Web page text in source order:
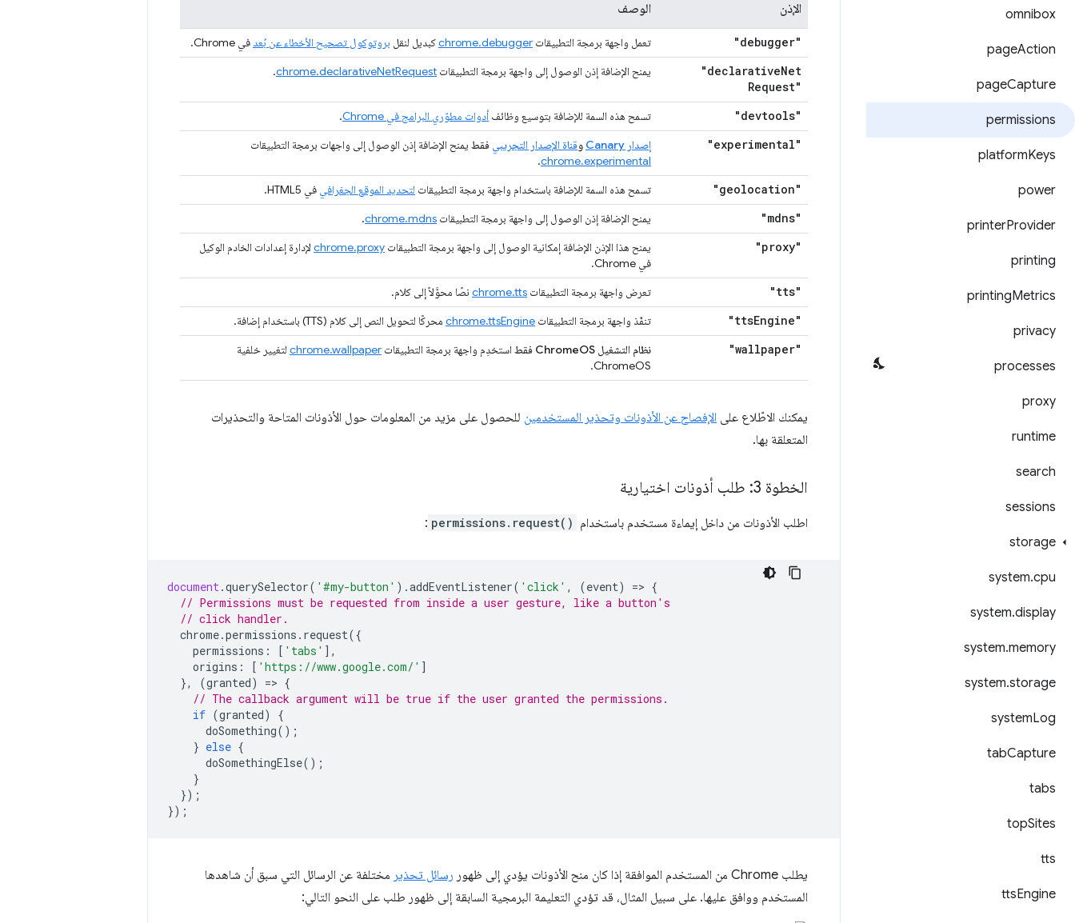
omnibox
pageAction
pageCapture
permissions
platformKeys
power
printerProvider
printing
printingMetrics
privacy
processes
proxy
runtime
search
sessions
storage
system.cpu
system.display
system.memory
system.storage
systemLog
tabCapture
tabs
topSites
tts
ttsEngine
الإذن الوصف
"debugger" تعمل واجهة برمجة التطبيقات chrome.debuggerكبديل لنقل بروتوكول تصحيح الأخطاء عن بُعد في Chrome.
"declarativeNet
Request"
يمنح الإضافة إذن الوصول إلى واجهة برمجة التطبيقات chrome.declarativeNetRequest
.
"devtools" تسمح هذه السمة للإضافة بتوسيع وظائف أدوات مطوّري البرامج في Chrome .
"experimental" إصدار Canary وقناة الإصدار التجريبي فقط يمنح الإضافة إذن الوصول إلى واجهات برمجة التطبيقات
chrome.experimental
.
"geolocation" تسمح هذه السمة للإضافة باستخدام واجهة برمجة التطبيقات لتحديد الموقع الجغرافي في HTML5.
"mdns" يمنح الإضافة إذن الوصول إلى واجهة برمجة التطبيقات chrome.mdns
.
"proxy" يمنح هذا الإذن الإضافة إمكانية الوصول إلى واجهة برمجة التطبيقات chrome.proxy لإدارة إعدادات الخادم الوكيل
في Chrome.
"tts" تعرض واجهة برمجة التطبيقات chrome.tts نصًا محوَّلاً إلى كلام.
"ttsEngine" تنفّذ واجهة برمجة التطبيقات chrome.ttsEngine محركًا لتحويل النص إلى كلام (TTS) باستخدام إضافة.
"wallpaper" نظام التشغيل ChromeOS فقط استخدِم واجهة برمجة التطبيقات chrome.wallpaper لتغيير خلفية
ChromeOS.
يمكنك الاطّلاع على الإفصاح عن الأذونات وتحذير المستخدمين للحصول على مزيد من المعلومات حول الأذونات المتاحة والتحذيرات
المتعلقة بها.
الخطوة 3: طلب أذونات اختيارية
اطلب الأذونات من داخل إيماءة مستخدم باستخدام permissions.request()
:
document.querySelector( '#my-button' ).addEventListener( 'click' , (event) => {
// Permissions must be requested from inside a user gesture, like a button's
// click handler.
chrome.permissions . request({
permissions : [ 'tabs' ],
origins : [ 'https://www.google.com/' ]
},
(granted) => {
// The callback argument will be true if the user granted the permissions.
if (granted)
{
doSomething();
} else {
doSomethingElse();
}
});
});
يطلب Chrome من المستخدم الموافقة إذا كان منح الأذونات يؤدي إلى ظهور رسائل تحذير مختلفة عن الرسائل التي سبق أن شاهدها
المستخدم ووافق عليها. على سبيل المثال، قد تؤدي التعليمة البرمجية السابقة إلى ظهور طلب على النحو التالي: